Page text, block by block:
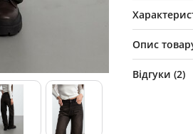
Опис
Відгуки (2)